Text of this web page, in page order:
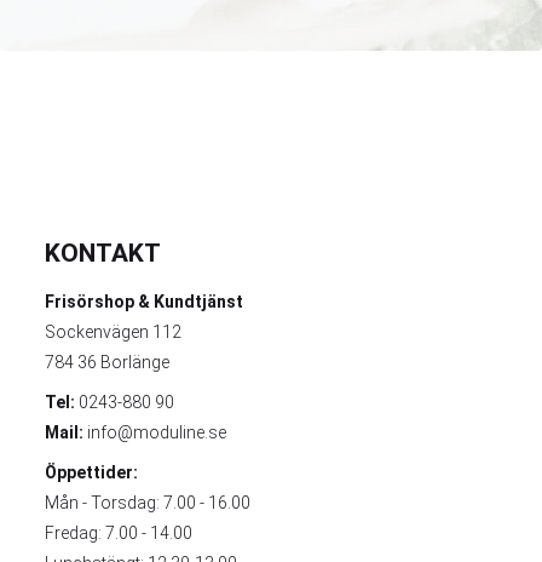
KONTAKT
Frisörshop & Kundtjänst
Sockenvägen 112
784 36 Borlänge
Tel: 0243-880 90
Mail: info@moduline.se
Öppettider:
Mån - Torsdag: 7.00 - 16.00
Fredag: 7.00 - 14.00